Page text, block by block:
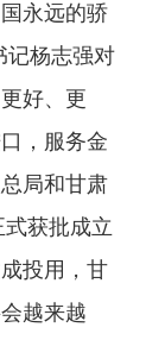
永远的骄
记杨志强对
好、更
，服务金
局和甘肃
获批成立
投用，甘
越来越